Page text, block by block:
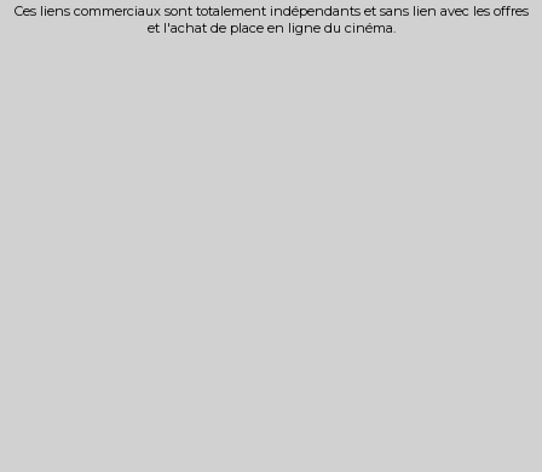
Ces liens commerciaux sont totalement indépendants et sans lien avec les offres
et l'achat de place en ligne du cinéma.